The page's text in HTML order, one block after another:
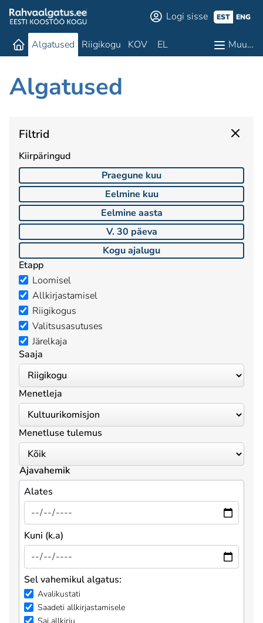
Logi sisse EST ENG
Algatused Riigikogu KOV EL Muu…
Algatused
Filtrid
Kiirpäringud
Praegune kuu
Eelmine kuu
Eelmine aasta
V. 30 päeva
Kogu ajalugu
Etapp
Loomisel
Allkirjastamisel
Riigikogus
Valitsusasutuses
Järelkaja
Saaja
Menetleja
Menetluse tulemus
Ajavahemik
Alates
Kuni (k.a)
Sel vahemikul algatus:
Avalikustati
Saadeti allkirjastamisele